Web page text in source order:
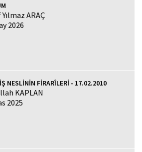
Yılmaz ARAÇ
2026
NESLİNİN FİRARÎLERİ - 17.02.2010
KAPLAN
2025